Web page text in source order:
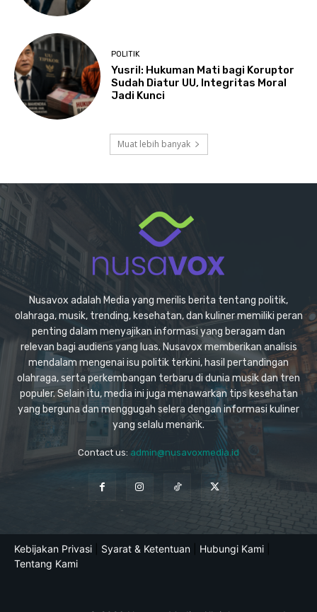
POLITIK
Yusril: Hukuman Mati bagi Koruptor
Sudah Diatur UU, Integritas Moral
Jadi Kunci
Muat lebih banyak
Nusavox adalah Media yang merilis berita tentang politik,
olahraga, musik, trending, kesehatan, dan kuliner memiliki peran
penting dalam menyajikan informasi yang beragam dan
relevan bagi audiens yang luas. Nusavox memberikan analisis
mendalam mengenai isu politik terkini, hasil pertandingan
olahraga, serta perkembangan terbaru di dunia musik dan tren
populer. Selain itu, media ini juga menawarkan tips kesehatan
yang berguna dan menggugah selera dengan informasi kuliner
yang selalu menarik.
Contact us: admin@nusavoxmedia.id
Kebijakan Privasi Syarat & Ketentuan Hubungi Kami
Tentang Kami